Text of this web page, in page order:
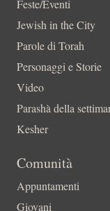
Feste/Eventi
Jewish in the City
Parole di Torah
Personaggi e Storie
Video
Parashà della
Kesher
Comunità
Appuntamenti
Giovani